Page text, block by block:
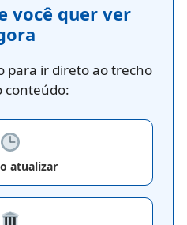
você quer ver
para ir direto ao trecho
conteúdo:
atualizar